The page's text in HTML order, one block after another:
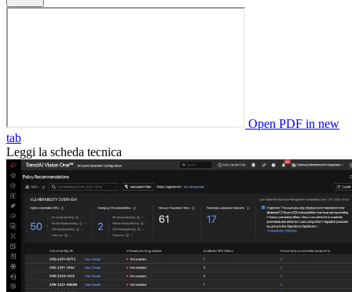
Open PDF in new
tab
Leggi la scheda tecnica